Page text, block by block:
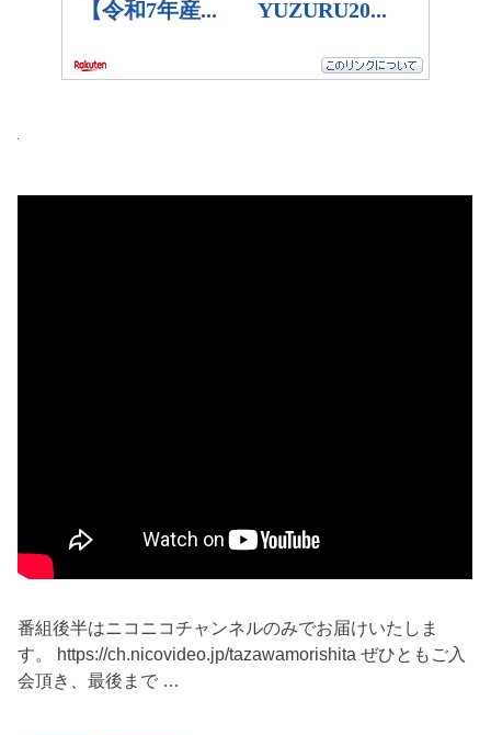
番組後半はニコニコチャンネルのみでお届けいたしま
す。 https://ch.nicovideo.jp/tazawamorishita ぜひともご入
会頂き、最後まで …